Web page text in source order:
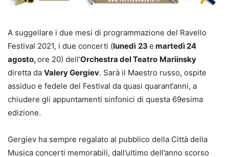
A suggellare i due mesi di programmazione del Ravello
Festival 2021, i due concerti (lunedì 23 e martedì 24
agosto,ore 20) dell’Orchestra del Teatro Mariinsky
diretta da Valery Gergiev. Sarà il Maestro russo, ospite
assiduo e fedele del Festival da quasi quarant’anni, a
chiudere gli appuntamenti sinfonici di questa 69esima
edizione.
Gergiev ha sempre regalato al pubblico della Città della
Musica concerti memorabili, dall’ultimo dell’anno scorso